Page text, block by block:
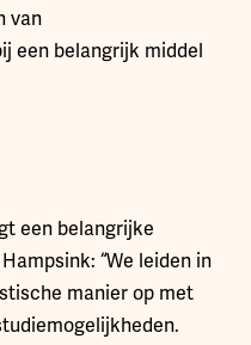
van
een belangrijk middel
een belangrijke
“We leiden in
manier op met